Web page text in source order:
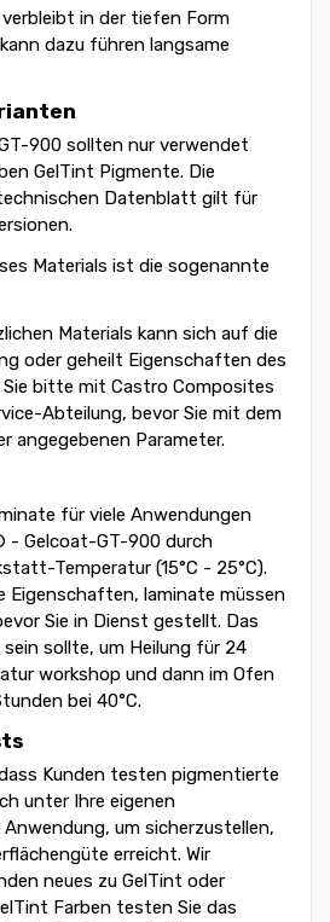
in der tiefen Form
dazu führen langsame
900 sollten nur verwendet
GelTint Pigmente. Die
Datenblatt gilt für
Materials ist die sogenannte
Materials kann sich auf die
oder geheilt Eigenschaften des
bitte mit Castro Composites
Abteilung, bevor Sie mit dem
angegebenen Parameter.
für viele Anwendungen
- Gelcoat-GT-900 durch
Temperatur (15°C - 25°C).
Eigenschaften, laminate müssen
Sie in Dienst gestellt. Das
sollte, um Heilung für 24
workshop und dann im Ofen
bei 40°C.
Kunden testen pigmentierte
unter Ihre eigenen
um sicherzustellen,
erreicht. Wir
neues zu GelTint oder
Farben testen Sie das